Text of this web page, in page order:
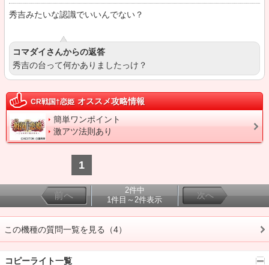
秀吉みたいな認識でいいんでない？
コマダイさんからの返答
秀吉の台って何かありましたっけ？
CR戦国†恋姫 オススメ攻略情報
簡単ワンポイント
激アツ法則あり
1
前へ
2件中
1件目～2件表示
次へ
この機種の質問一覧を見る（4）
コピーライト一覧